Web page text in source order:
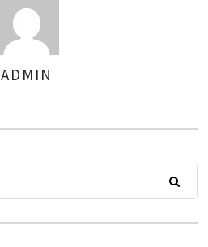
ADMIN